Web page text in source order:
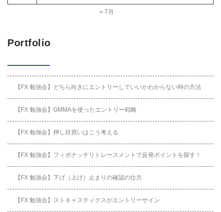
« 7月
Portfolio
【FX 勉強会】どちら向きにエントリーしていいかわからない時の方法
【FX 勉強会】GMMAを使ったエントリー戦略
【FX 勉強会】押し目買いはこう考える
【FX 勉強会】フィボナッチリトレースメントで反発ポイントを探す！
【FX 勉強会】下げ（上げ）止まりの確認の仕方
【FX 勉強会】ストキャスティクスがエントリーサイン